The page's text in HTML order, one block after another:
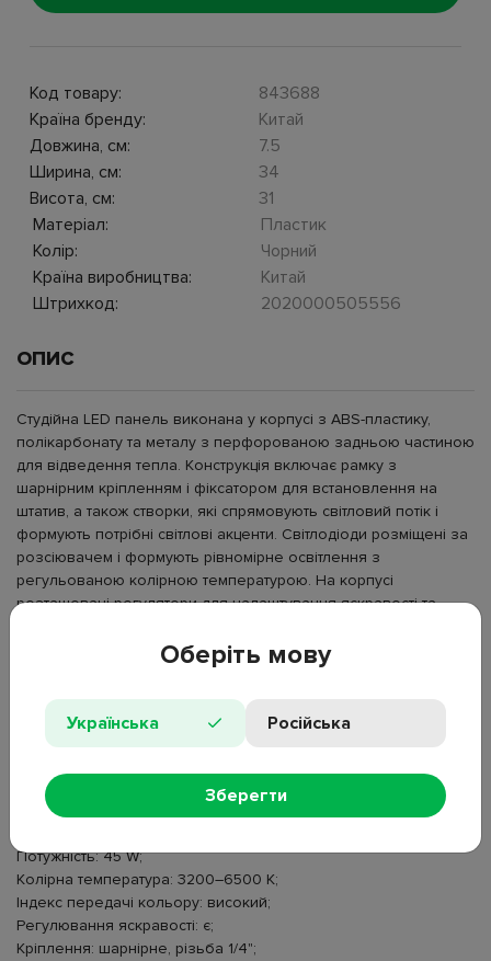
Код товару:
843688
Країна бренду:
Китай
Довжина, см:
7.5
Ширина, см:
34
Висота, см:
31
Матеріал:
Пластик
Колір:
Чорний
Країна виробництва:
Китай
Штрихкод:
2020000505556
ОПИС
Студійна LED панель виконана у корпусі з ABS-пластику,
полікарбонату та металу з перфорованою задньою частиною
для відведення тепла. Конструкція включає рамку з
шарнірним кріпленням і фіксатором для встановлення на
штатив, а також створки, які спрямовують світловий потік і
формують потрібні світлові акценти. Світлодіоди розміщені за
розсіювачем і формують рівномірне освітлення з
регульованою колірною температурою. На корпусі
розташовані регулятори для налаштування яскравості та
здійснюється від мережевого адаптера через роз’єм DC або
від акумуляторів формату NP-F, які встановлюються у
відповідні слоти. Використовується для фото- та відеозйомки,
стримінгу та освітлення робочої зони в студії або вдома.
Матеріал: ABS-пластик, полікарбонат, метал;
Кількість світлодіодів: 336;
Потужність: 45 W;
Колірна температура: 3200–6500 K;
Індекс передачі кольору: високий;
Регулювання яскравості: є;
Кріплення: шарнірне, різьба 1/4";
Оберіть мову
Українська Російська
Зберегти